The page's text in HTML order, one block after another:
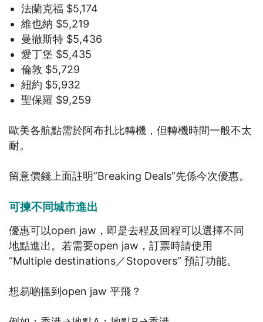
法蘭克福 $5,174
維也納 $5,219
曼徹斯特 $5,436
愛丁堡 $5,435
倫敦 $5,729
紐約 $5,932
聖保羅 $9,259
歐美各航點需於阿布扎比轉機，但轉機時間一般不太
耐。
留意價錢上面註明”Breaking Deals”先係今次優惠。
可揀不同城市進出
優惠可以open jaw，即是去程及回程可以選擇不同
地點進出。若需要open jaw，訂票時請使用
“Multiple destinations／Stopovers” 預訂功能。
想易啲搵到open jaw 平飛？